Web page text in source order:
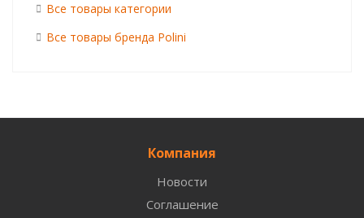
Все товары категории
Все товары бренда Polini
Компания
Новости
Соглашение